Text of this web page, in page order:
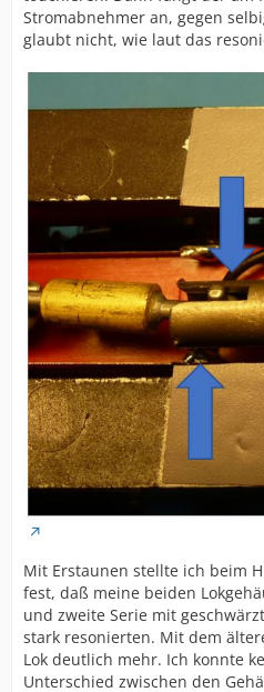
Stromabnehmer an, gegen
glaubt nicht, wie laut das
Mit Erstaunen stellte ich beim
fest, daß meine beiden
und zweite Serie mit
stark resonierten. Mit dem
Lok deutlich mehr. Ich konnte
Unterschied zwischen den